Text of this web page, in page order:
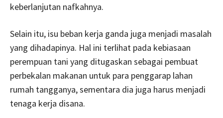
keberlanjutan nafkahnya.
Selain itu, isu beban kerja ganda juga menjadi masalah
yang dihadapinya. Hal ini terlihat pada kebiasaan
perempuan tani yang ditugaskan sebagai pembuat
perbekalan makanan untuk para penggarap lahan
rumah tangganya, sementara dia juga harus menjadi
tenaga kerja disana.